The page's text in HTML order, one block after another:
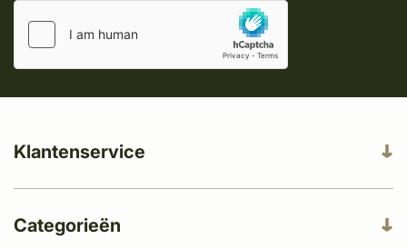
Klantenservice
Categorieën